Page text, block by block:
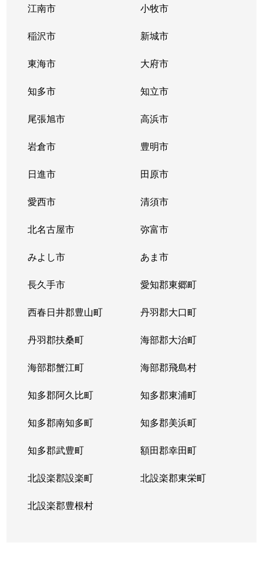
江南市 小牧市
稲沢市 新城市
東海市 大府市
知多市 知立市
尾張旭市 高浜市
岩倉市 豊明市
日進市 田原市
愛西市 清須市
北名古屋市 弥富市
みよし市 あま市
長久手市 愛知郡東郷町
西春日井郡豊山町 丹羽郡大口町
丹羽郡扶桑町 海部郡大治町
海部郡蟹江町 海部郡飛島村
知多郡阿久比町 知多郡東浦町
知多郡南知多町 知多郡美浜町
知多郡武豊町 額田郡幸田町
北設楽郡設楽町 北設楽郡東栄町
北設楽郡豊根村